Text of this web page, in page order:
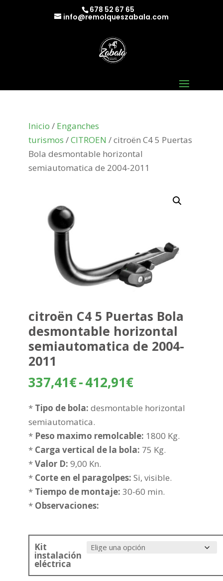
678 52 67 65
info@remolqueszabala.com
Inicio / Enganches
turismos /CITROEN / citroën C4 5 Puertas
Bola desmontable horizontal
semiautomatica de 2004-2011
citroën C4 5 Puertas Bola
desmontable horizontal
semiautomatica de 2004-
2011
337,41€-412,91€Rango
precios:
337,41€
hasta
* Tipo de bola: desmontable horizontal
semiautomatica.
* Peso maximo remolcable: 1800 Kg.
* Carga vertical de la bola: 75 Kg.
*Valor D: 9,00 Kn.
* Corte en el paragolpes: Si, visible.
* Tiempo de montaje: 30-60 min.
* Observaciones:
Kit
instalación
eléctrica